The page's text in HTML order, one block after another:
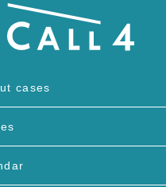
cases